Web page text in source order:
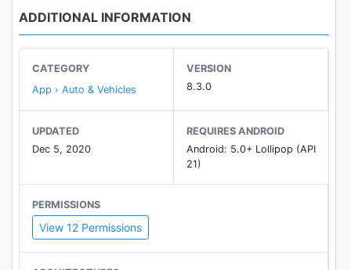
исключительный случай, когда увлечение,
ADDITIONAL INFORMATION
CATEGORY
App › Auto & Vehicles
VERSION
8.3.0
UPDATED
Dec 5, 2020
REQUIRES ANDROID
Android: 5.0+ Lollipop (API
21)
PERMISSIONS
View 12 Permissions